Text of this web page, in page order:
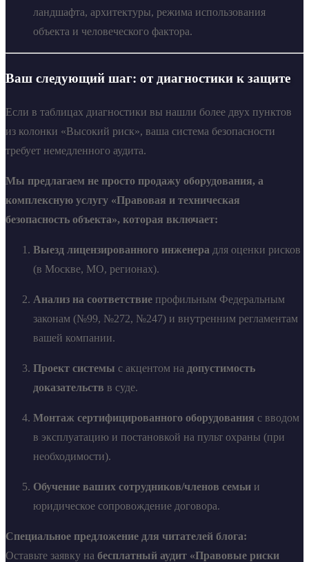
ландшафта, архитектуры, режима использования
объекта и человеческого фактора.
Ваш следующий шаг: от диагностики к защите
Если в таблицах диагностики вы нашли более двух пунктов
из колонки «Высокий риск», ваша система безопасности
требует немедленного аудита.
Мы предлагаем не просто продажу оборудования, а
комплексную услугу «Правовая и техническая
безопасность объекта», которая включает:
Выезд лицензированного инженера для оценки рисков
(в Москве, МО, регионах).
Анализ на соответствие профильным Федеральным
законам (№99, №272, №247) и внутренним регламентам
вашей компании.
Проект системы с акцентом на допустимость
доказательств в суде.
Монтаж сертифицированного оборудования с вводом
в эксплуатацию и постановкой на пульт охраны (при
необходимости).
Обучение ваших сотрудников/членов семьи и
юридическое сопровождение договора.
Специальное предложение для читателей блога:
Оставьте заявку на бесплатный аудит «Правовые риски